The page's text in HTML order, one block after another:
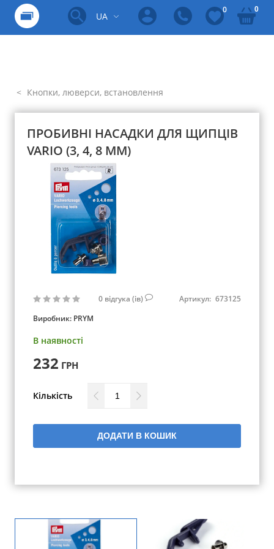
UA
0 0
Кнопки, люверси, встановлення
ПРОБИВНІ НАСАДКИ ДЛЯ ЩИПЦІВ
VARIO (3, 4, 8 ММ)
0 відгука (ів) Артикул: 673125
Виробник: PRYM
В наявності
232 ГРН
Кількість
ДОДАТИ В КОШИК